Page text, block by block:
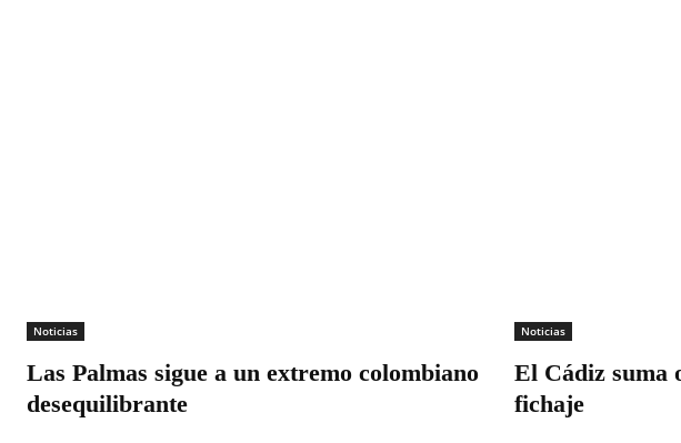
Noticias
Las Palmas sigue a un extremo colombiano
desequilibrante
Noticias
El Cádiz suma
fichaje